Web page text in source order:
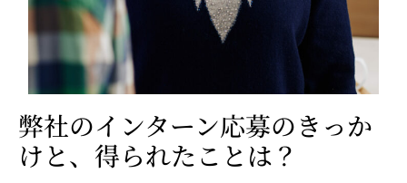
弊社のインターン応募のきっか
けと、得られたことは？